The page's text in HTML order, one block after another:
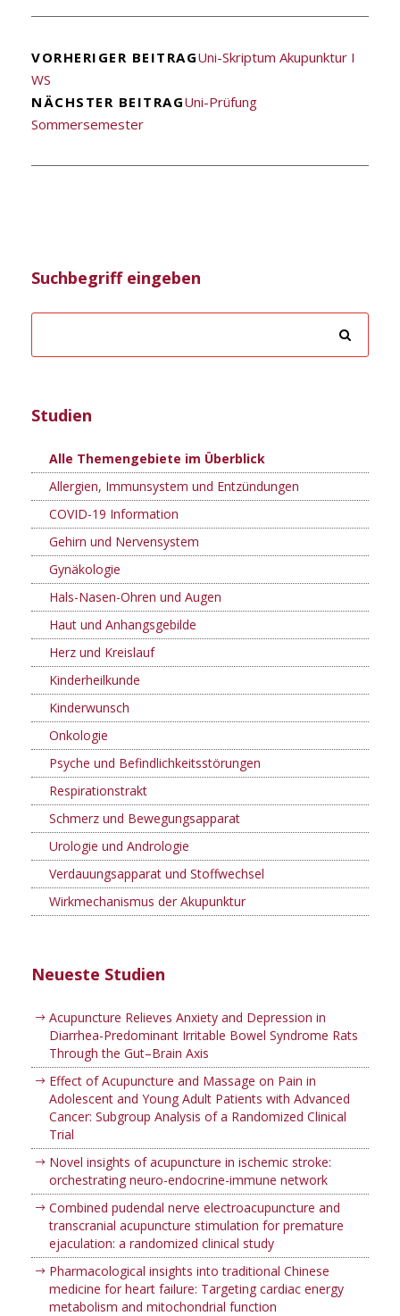
VORHERIGER BEITRAGUni-Skriptum Akupunktur I
WS
NÄCHSTER BEITRAGUni-Prüfung
Sommersemester
Suchbegriff eingeben
Studien
Alle Themengebiete im Überblick
Allergien, Immunsystem und Entzündungen
COVID-19 Information
Gehirn und Nervensystem
Gynäkologie
Hals-Nasen-Ohren und Augen
Haut und Anhangsgebilde
Herz und Kreislauf
Kinderheilkunde
Kinderwunsch
Onkologie
Psyche und Befindlichkeitsstörungen
Respirationstrakt
Schmerz und Bewegungsapparat
Urologie und Andrologie
Verdauungsapparat und Stoffwechsel
Wirkmechanismus der Akupunktur
Neueste Studien
Acupuncture Relieves Anxiety and Depression in
Diarrhea-Predominant Irritable Bowel Syndrome Rats
Through the Gut–Brain Axis
Effect of Acupuncture and Massage on Pain in
Adolescent and Young Adult Patients with Advanced
Cancer: Subgroup Analysis of a Randomized Clinical
Trial
Novel insights of acupuncture in ischemic stroke:
orchestrating neuro-endocrine-immune network
Combined pudendal nerve electroacupuncture and
transcranial acupuncture stimulation for premature
ejaculation: a randomized clinical study
Pharmacological insights into traditional Chinese
medicine for heart failure: Targeting cardiac energy
metabolism and mitochondrial function